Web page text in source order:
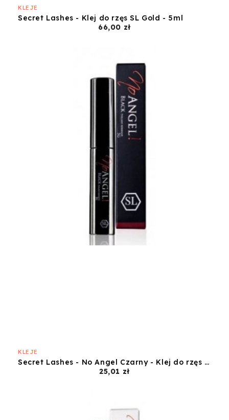
KLEJE
Secret Lashes - Klej do rzęs SL Gold - 5ml
66,00 złCena
KLEJE
Secret Lashes - No Angel Czarny - Klej do rzęs na pasku - 5ml
25,01 złCena